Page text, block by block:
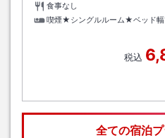
食事なし
喫煙★シングルルーム★ベッド
税込
全ての宿泊